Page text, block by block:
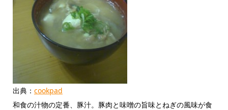
出典： cookpad
和食の汁物の定番、豚汁。豚肉と味噌の旨味とねぎの風味が食